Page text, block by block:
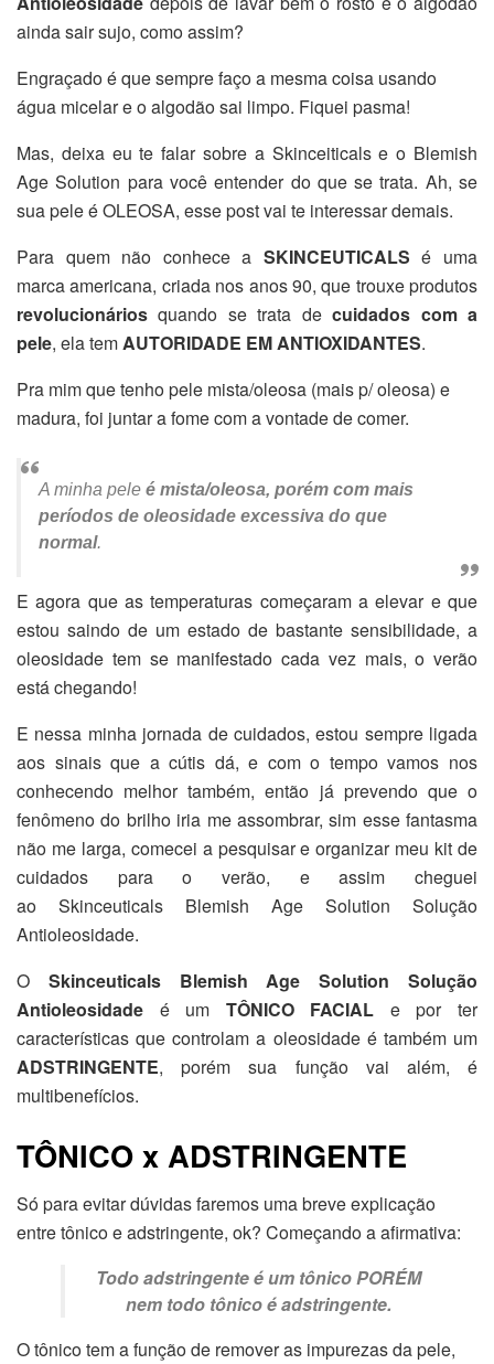
ainda sair sujo, como assim?
Engraçado é que sempre faço a mesma coisa usando
água micelar e o algodão sai limpo. Fiquei pasma!
Mas, deixa eu te falar sobre a Skinceiticals e o Blemish
Age Solution para você entender do que se trata. Ah, se
sua pele é OLEOSA, esse post vai te interessar demais.
Para quem não conhece a SKINCEUTICALS é uma
marca americana, criada nos anos 90, que trouxe produtos
revolucionários quando se trata decuidados com a
pele, ela temAUTORIDADE EM ANTIOXIDANTES.
Pra mim que tenho pele mista/oleosa (mais p/ oleosa) e
madura, foi juntar a fome com a vontade de comer.
A minha pele é mista/oleosa, porém com mais
períodos de oleosidade excessiva do que
normal.
E agora que as temperaturas começaram a elevar e que
estou saindo de um estado de bastante sensibilidade, a
oleosidade tem se manifestado cada vez mais, o verão
está chegando!
E nessa minha jornada de cuidados, estou sempre ligada
aos sinais que a cútis dá, e com o tempo vamos nos
conhecendo melhor também, então já prevendo que o
fenômeno do brilho iria me assombrar, sim esse fantasma
não me larga, comecei a pesquisar e organizar meu kit de
cuidados para o verão, e assim cheguei
ao Skinceuticals Blemish Age Solution Solução
Antioleosidade.
O Skinceuticals Blemish Age Solution Solução
Antioleosidade é um TÔNICO FACIAL e por ter
características que controlam a oleosidade é também um
ADSTRINGENTE, porém sua função vai além, é
multibenefícios.
TÔNICO x ADSTRINGENTE
Só para evitar dúvidas faremos uma breve explicação
entre tônico e adstringente, ok? Começando a afirmativa:
Todo adstringente é um tônico PORÉM
nem todo tônico é adstringente.
O tônico tem a função de remover as impurezas da pele,